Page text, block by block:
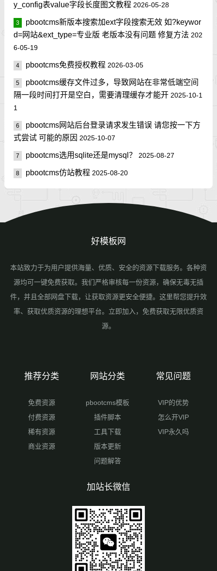
y_config表value字段长度图文教程 2026-05-28
3
pbootcms新版本搜索加ext字段搜索无效 如?keywor
d=网站&ext_type=专业版 老版本没有问题 修复方法 202
6-05-19
4 pbootcms免费授权教程 2026-03-05
5
pbootcms缓存文件过多，导致网站在非常低端空间
隔一段时间打开是空白，需要清理缓存才能开 2025-10-1
1
6
pbootcms网站后台登录请求发生错误 请您按一下方
式尝试 可能的原因 2025-10-07
7 pbootcms选用sqlite还是mysql？ 2025-08-27
8 pbootcms仿站教程 2025-08-20
好模板网
本站致力于为用户提供海量、优质、安全的资源下载服务。各种资
源均可一键免费获取。我们严格审核每一份资源，确保无毒无插
件，并且全部网盘下载，让获取资源更安全便捷。这里帮您提升效
率、获取优质资源的理想平台。立即加入，免费获取无限优质资
源。
推荐分类
免费资源
付费资源
稀有资源
商业资源
网站分类
pbootcms模板
插件脚本
工具下载
版本更新
问题解答
常见问题
VIP的优势
怎么开VIP
VIP永久吗
加站长微信